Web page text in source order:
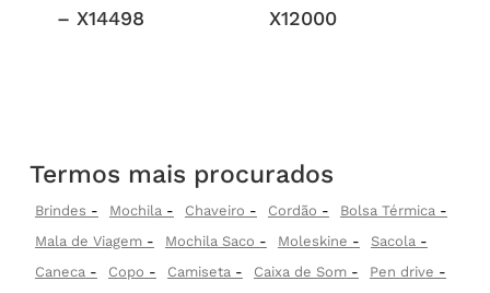
– X14498
X12000
Termos mais procurados
Brindes Mochila Chaveiro Cordão
Bolsa Térmica
Mala de Viagem
Mochila Saco Moleskine
Sacola
Caneca
Copo Camiseta Caixa de Som
Pen drive